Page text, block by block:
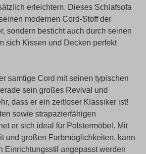
erleichtern. Dieses Schlafsofa
modernen Cord-Stoff der
sondern besticht auch durch seinen
sich Kissen und Decken perfekt
samtige Cord mit seinen typischen
sein großes Revival und
dass er ein zeitloser Klassiker ist!
sowie strapazierfähigen
er sich ideal für Polstermöbel. Mit
und großen Farbmöglichkeiten, kann
Einrichtungsstil angepasst werden